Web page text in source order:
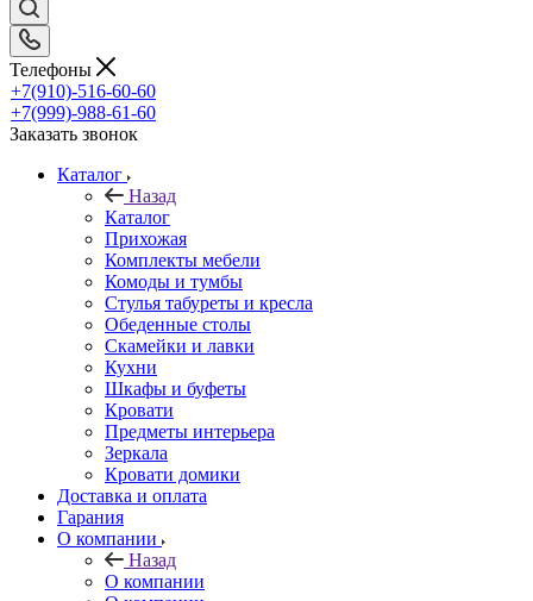
Телефоны
+7(910)-516-60-60
+7(999)-988-61-60
Заказать звонок
Каталог
Назад
Каталог
Прихожая
Комплекты мебели
Комоды и тумбы
Стулья табуреты и кресла
Обеденные столы
Скамейки и лавки
Кухни
Шкафы и буфеты
Кровати
Предметы интерьера
Зеркала
Кровати домики
Доставка и оплата
Гарания
О компании
Назад
О компании